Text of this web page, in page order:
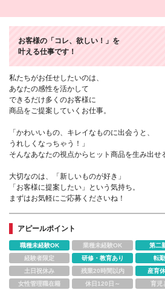
お客様の「コレ、欲しい！」を
叶える仕事です！
私たちがお任せしたいのは、
あなたの感性を活かして
できるだけ多くのお客様に
商品をご提案していくお仕事。
「かわいいもの、キレイなものに出会うと、
うれしくなっちゃう！」
そんなあなたの視点からヒット商品を生み出せ
大切なのは、「新しいものが好き」
「お客様に提案したい」という気持ち。
まずはお気軽にご応募くださいね！
アピールポイント
職種未経験OK 業種未経験OK 第二
経験者限定
研修・教育あり 転
土日祝休み
残業20時間以内 産育
女性管理職在籍
休日120日～ 育児